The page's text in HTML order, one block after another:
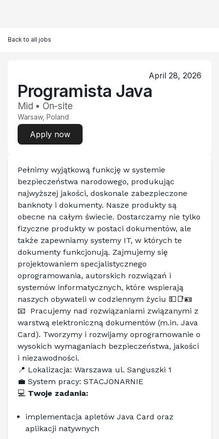
Back to all jobs
April 28, 2026
Programista Java
Mid • On-site
Warsaw, Poland
Apply now
Pełnimy wyjątkową funkcję w systemie
bezpieczeństwa narodowego, produkując
najwyższej jakości, doskonale zabezpieczone
banknoty i dokumenty. Nasze produkty są
obecne na całym świecie. Dostarczamy nie tylko
fizyczne produkty w postaci dokumentów, ale
także zapewniamy systemy IT, w których te
dokumenty funkcjonują. Zajmujemy się
projektowaniem specjalistycznego
oprogramowania, autorskich rozwiązań i
systemów informatycznych, które wspierają
naszych obywateli w codziennym życiu 💵📑🪪
📧  Pracujemy nad rozwiązaniami związanymi z
warstwą elektroniczną dokumentów (m.in. Java
Card). Tworzymy i rozwijamy oprogramowanie o
wysokich wymaganiach bezpieczeństwa, jakości
i niezawodności.
📍 Lokalizacja: Warszawa ul. Sanguszki 1
💼 System pracy: STACJONARNIE
💻 Twoje zadania:
implementacja apletów Java Card oraz
aplikacji natywnych